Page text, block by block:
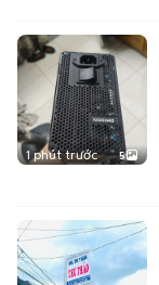
1 phút trước 5